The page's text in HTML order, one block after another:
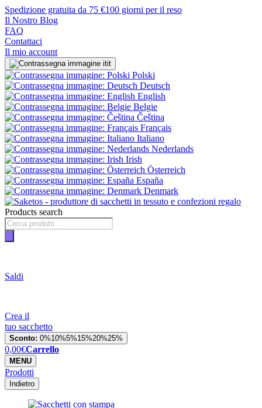
Spedizione gratuita da 75 €100 giorni per il reso
Il Nostro Blog
FAQ
Contattaci
Il mio account
it
Polski
Deutsch
English
Belgie
Čeština
Français
Italiano
Nederlands
Irish
Österreich
España
Denmark
Products search
Saldi
Crea il
tuo sacchetto
Sconto: 0%10%5%15%20%25%
0,00€Carrello
MENU
Prodotti
Indietro